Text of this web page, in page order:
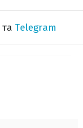
та Telegram